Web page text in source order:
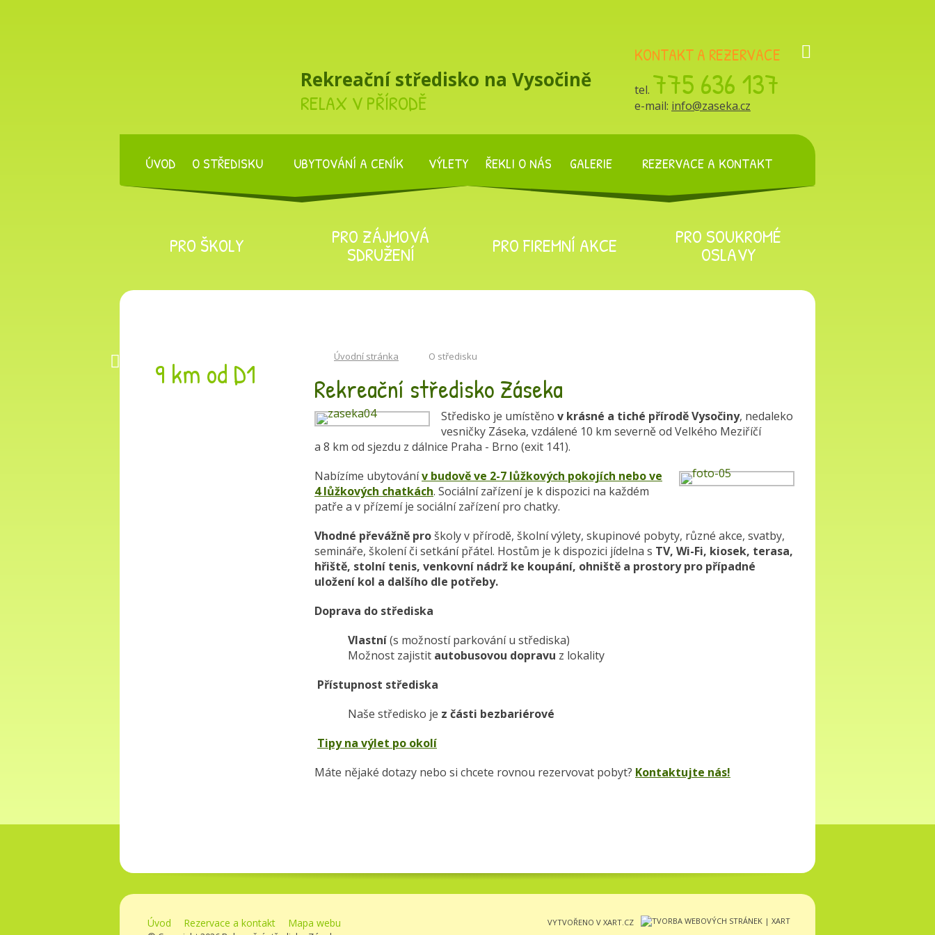
Rekreační středisko na Vysočině
RELAX V PŘÍRODĚ
KONTAKT A REZERVACE
tel. 775 636 137
e-mail: info@zaseka.cz
ÚVOD O STŘEDISKU UBYTOVÁNÍ A CENÍK VÝLETY ŘEKLI O NÁS GALERIE REZERVACE A KONTAKT
PRO ŠKOLY PRO ZÁJMOVÁ
SDRUŽENÍ PRO FIREMNÍ AKCE PRO SOUKROMÉ
OSLAVY
Úvodní stránka O středisku
Rekreační středisko Záseka
Středisko je umístěno v krásné a tiché přírodě Vysočiny, nedaleko
vesničky Záseka, vzdálené 10 km severně od Velkého Meziříčí
a 8 km od sjezdu z dálnice Praha - Brno (exit 141).
Nabízíme ubytovánív budově ve 2-7 lůžkových pokojích nebo ve
4 lůžkových chatkách. Sociální zařízení je k dispozici na každém
patře a v přízemí je sociální zařízení pro chatky.
Vhodné převážně proškoly v přírodě, školní výlety, skupinové pobyty, různé akce, svatby,
semináře, školení či setkání přátel. Hostům je k dispozici jídelna s TV, Wi-Fi, kiosek, terasa,
hřiště, stolní tenis, venkovní nádrž ke koupání, ohniště a prostory pro případné
uložení kol a dalšího dle potřeby.
Doprava do střediska
Vlastní(s možností parkování u střediska)
Možnost zajistit autobusovou dopravu z lokality
Přístupnost střediska
Naše středisko je z části bezbariérové
Tipy na výlet po okolí
Máte nějaké dotazy nebo si chcete rovnou rezervovat pobyt? Kontaktujte nás!
9 km od D1
Úvod Rezervace a kontakt Mapa webu VYTVOŘENO V XART.CZ